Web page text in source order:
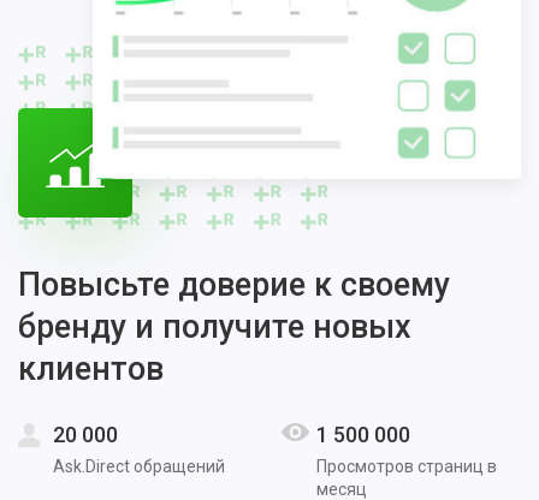
Повысьте доверие к своему
бренду и получите новых
клиентов
20 000
Ask.Direct обращений
1 500 000
Просмотров страниц в
месяц